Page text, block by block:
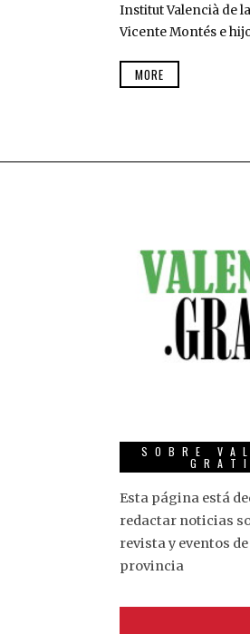
Institut Valencià de
Vicente Montés e
MORE
SOBRE
Esta página está
redactar noticias
revista y eventos
provincia